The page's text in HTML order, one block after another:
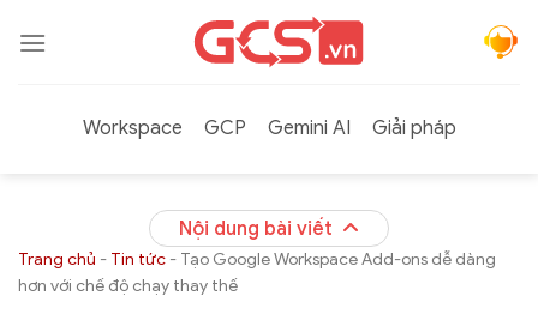
qua
Workspace
GCP Gemini AI Giải pháp
Nội dung bài viết
Trang chủ - Tin tức - Tạo Google Workspace Add-ons dễ dàng
hơn với chế độ chạy thay thế